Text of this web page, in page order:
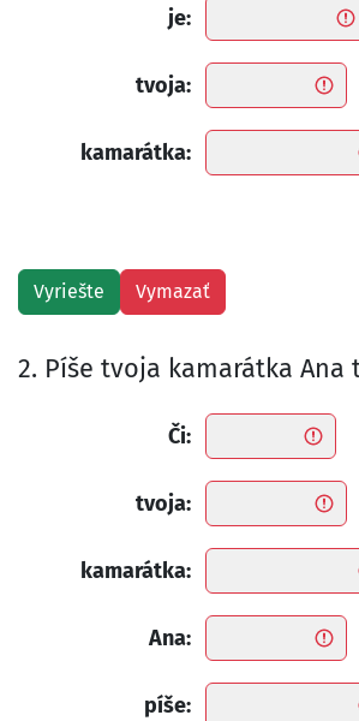
je:
tvoja:
kamarátka:
2. Píše tvoja kamarátka Ana
Či:
tvoja:
kamarátka:
Ana:
píše: